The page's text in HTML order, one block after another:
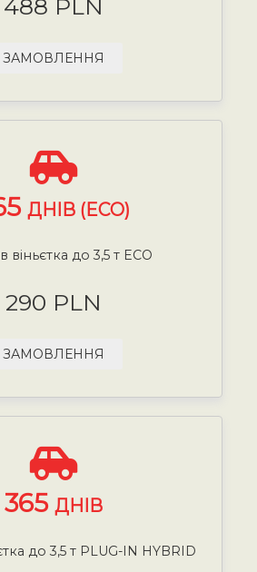
488 PLN
ЗАМОВЛЕННЯ
ДНІВ (ECO)
віньєтка до 3,5 т ECO
290 PLN
ЗАМОВЛЕННЯ
365 ДНІВ
до 3,5 т PLUG-IN HYBRID